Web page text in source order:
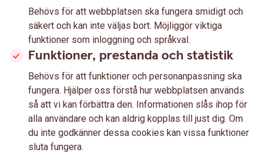
Behövs för att webbplatsen ska fungera smidigt och
säkert och kan inte väljas bort. Möjliggör viktiga
funktioner som inloggning och språkval.
Funktioner, prestanda och statistik
Behövs för att funktioner och personanpassning ska
fungera. Hjälper oss förstå hur webbplatsen används
så att vi kan förbättra den. Informationen slås ihop för
alla användare och kan aldrig kopplas till just dig. Om
du inte godkänner dessa cookies kan vissa funktioner
sluta fungera.